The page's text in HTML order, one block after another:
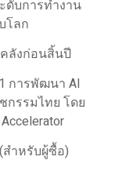
ดับการทำงาน
โลก
ลังก่อนสิ้นปี
การพัฒนา AI
กรรมไทย โดย
สำหรับผู้ซื้อ)